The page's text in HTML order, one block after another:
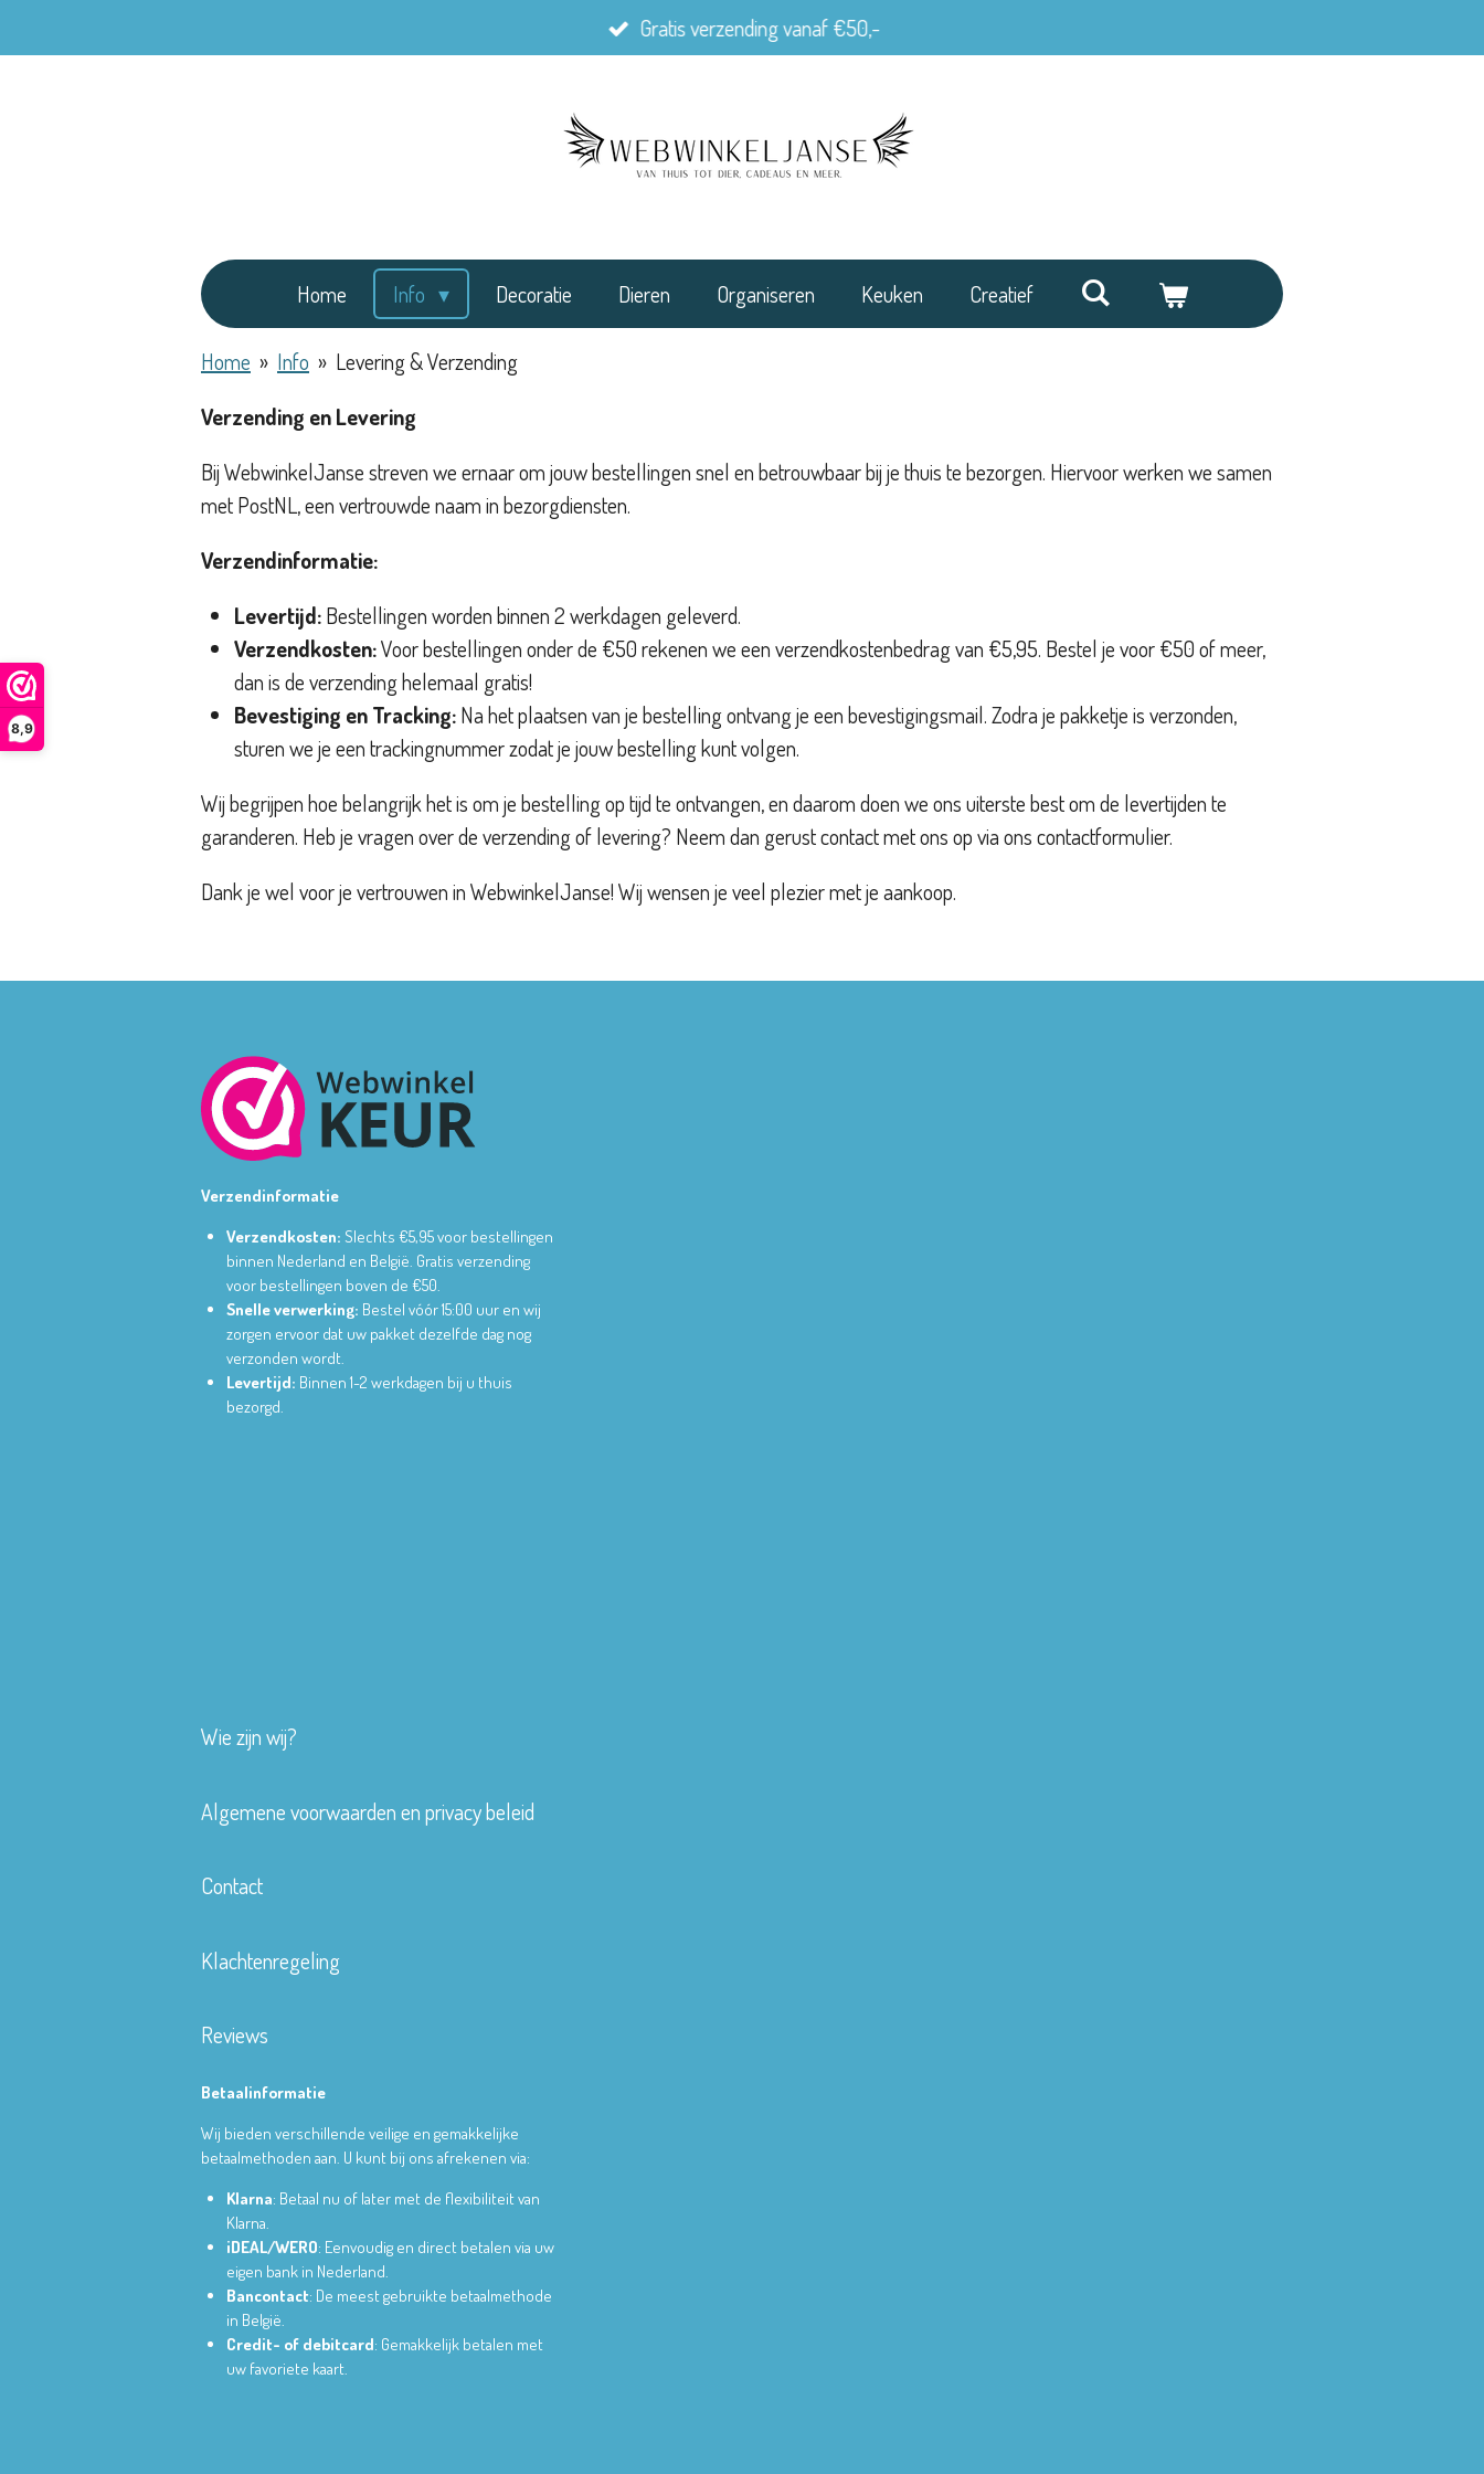
8,9
direct
Gratis verzending vanaf €50,-
Home Info Decoratie Dieren Organiseren Keuken Creatief
Home » Info » Levering & Verzending
Verzending en Levering
Bij WebwinkelJanse streven we ernaar om jouw bestellingen snel en betrouwbaar bij je thuis te bezorgen. Hiervoor werken we samen
met PostNL, een vertrouwde naam in bezorgdiensten.
Verzendinformatie:
Levertijd:Bestellingen worden binnen 2 werkdagen geleverd.
Verzendkosten:Voor bestellingen onder de €50 rekenen we een verzendkostenbedrag van €5,95. Bestel je voor €50 of meer,
dan is de verzending helemaal gratis!
Bevestiging en Tracking:Na het plaatsen van je bestelling ontvang je een bevestigingsmail. Zodra je pakketje is verzonden,
sturen we je een trackingnummer zodat je jouw bestelling kunt volgen.
Wij begrijpen hoe belangrijk het is om je bestelling op tijd te ontvangen, en daarom doen we ons uiterste best om de levertijden te
garanderen. Heb je vragen over de verzending of levering? Neem dan gerust contact met ons op via ons contactformulier.
Dank je wel voor je vertrouwen in WebwinkelJanse! Wij wensen je veel plezier met je aankoop.
Verzendinformatie
Verzendkosten: Slechts €5,95 voor bestellingen
binnen Nederland en België. Gratis verzending
voor bestellingen boven de €50.
Snelle verwerking: Bestel vóór 15:00 uur en wij
zorgen ervoor dat uw pakket dezelfde dag nog
verzonden wordt.
Levertijd: Binnen 1-2 werkdagen bij u thuis
bezorgd.
Wie zijn wij?
Algemene voorwaarden en privacy beleid
Contact
Klachtenregeling
Reviews
Betaalinformatie
Wij bieden verschillende veilige en gemakkelijke
betaalmethoden aan. U kunt bij ons afrekenen via:
Klarna: Betaal nu of later met de flexibiliteit van
Klarna.
iDEAL/WERO: Eenvoudig en direct betalen via uw
eigen bank in Nederland.
Bancontact: De meest gebruikte betaalmethode
in België.
Credit- of debitcard: Gemakkelijk betalen met
uw favoriete kaart.